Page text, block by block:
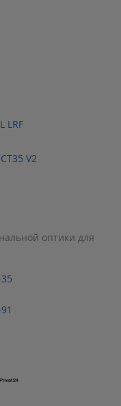
LRF
V2
оптики для